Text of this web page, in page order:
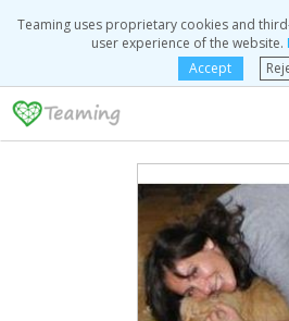
Teaming uses proprietary cookies and
user experience of the website.
Accept